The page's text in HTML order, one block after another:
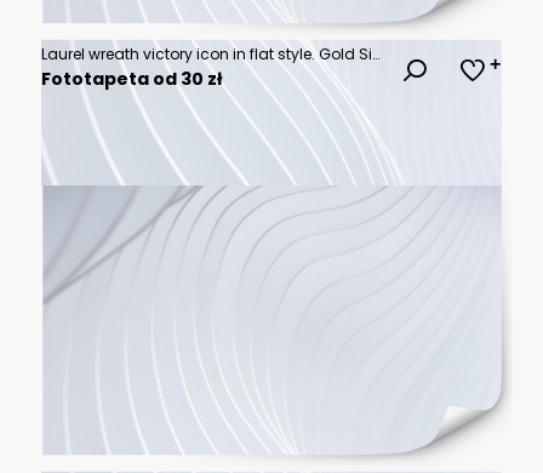
Laurel wreath victory icon in flat style. Gold Sivler and Bronze medal award.
Fototapeta od 30 zł